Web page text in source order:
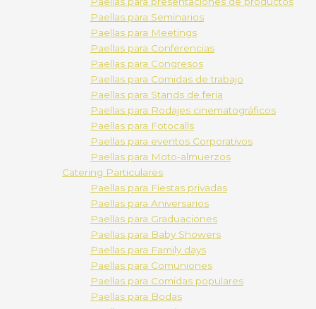
Paellas para Seminarios
Paellas para Meetings
Paellas para Conferencias
Paellas para Congresos
Paellas para Comidas de trabajo
Paellas para Stands de feria
Paellas para Rodajes cinematográficos
Paellas para Fotocalls
Paellas para eventos Corporativos
Paellas para Moto-almuerzos
Catering Particulares
Paellas para Fiestas privadas
Paellas para Aniversarios
Paellas para Graduaciones
Paellas para Baby Showers
Paellas para Family days
Paellas para Comuniones
Paellas para Comidas populares
Paellas para Bodas